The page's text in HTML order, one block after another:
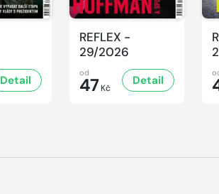
Detail
REFLEX -
29/2026
od
47 Kč
Detail